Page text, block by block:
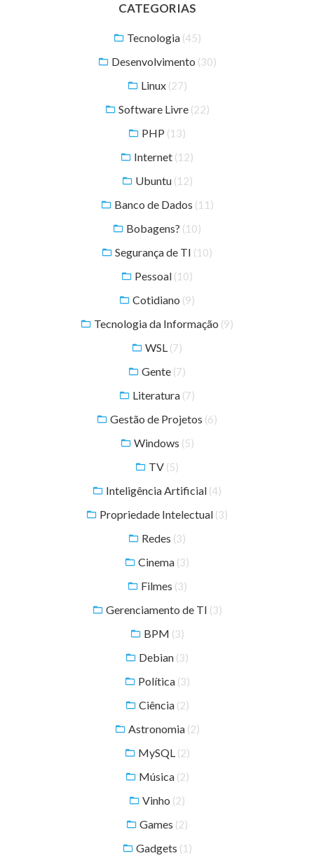
CATEGORIAS
Tecnologia (45)
Desenvolvimento (30)
Linux (27)
Software Livre (22)
PHP (13)
Internet (12)
Ubuntu (12)
Banco de Dados (11)
Bobagens? (10)
Segurança de TI (10)
Pessoal (10)
Cotidiano (9)
Tecnologia da Informação (9)
WSL (7)
Gente (7)
Literatura (7)
Gestão de Projetos (6)
Windows (5)
TV (5)
Inteligência Artificial (4)
Propriedade Intelectual (3)
Redes (3)
Cinema (3)
Filmes (3)
Gerenciamento de TI (3)
BPM (3)
Debian (3)
Política (3)
Ciência (2)
Astronomia (2)
MySQL (2)
Música (2)
Vinho (2)
Games (2)
Gadgets (1)